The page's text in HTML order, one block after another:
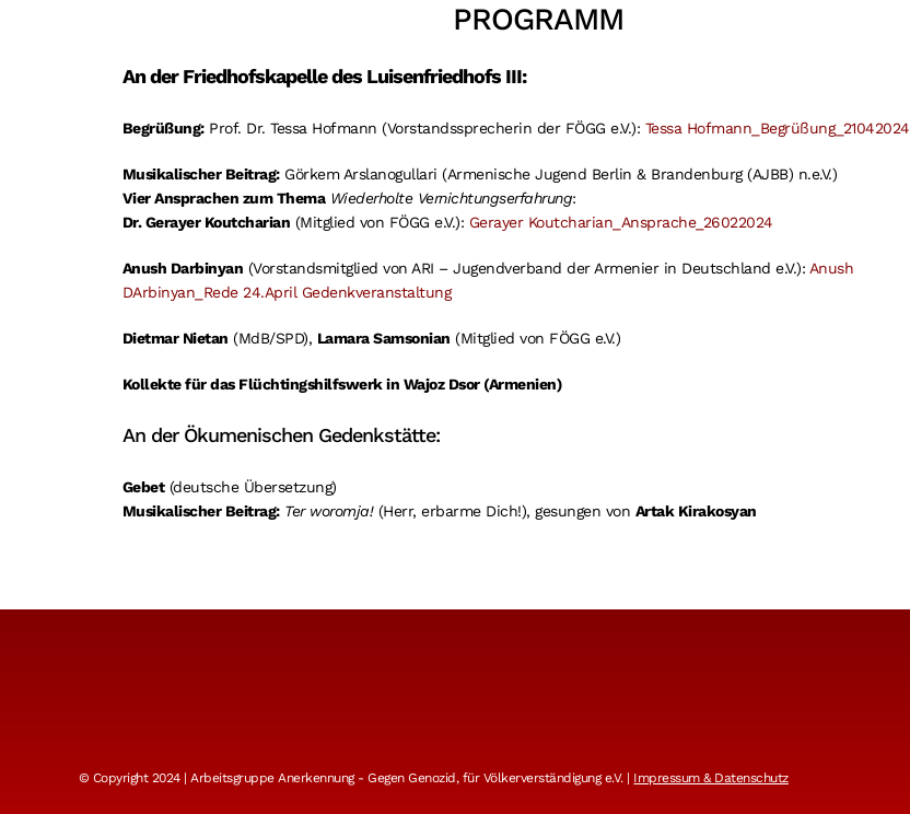
PROGRAMM
An der Friedhofskapelle des Luisenfriedhofs III:
Begrüßung:Prof. Dr. Tessa Hofmann (Vorstandssprecherin der FÖGG e.V.): Tessa Hofmann_Begrüßung_21042024
Musikalischer Beitrag:Görkem Arslanogullari (Armenische Jugend Berlin & Brandenburg (AJBB) n.e.V.)
Vier Ansprachen zum Thema Wiederholte Vernichtungserfahrung:
Dr. Gerayer Koutcharian (Mitglied von FÖGG e.V.): Gerayer Koutcharian_Ansprache_26022024
Anush Darbinyan (Vorstandsmitglied von ARI – Jugendverband der Armenier in Deutschland e.V.): Anush
DArbinyan_Rede 24.April Gedenkveranstaltung
Dietmar Nietan (MdB/SPD), Lamara Samsonian (Mitglied von FÖGG e.V.)
Kollekte für das Flüchtingshilfswerk in Wajoz Dsor (Armenien)
An der Ökumenischen Gedenkstätte:
Gebet(deutsche Übersetzung)
Musikalischer Beitrag: Ter woromja!(Herr, erbarme Dich!), gesungen von Artak Kirakosyan
© Copyright 2024 | Arbeitsgruppe Anerkennung - Gegen Genozid, für Völkerverständigung e.V. | Impressum & Datenschutz